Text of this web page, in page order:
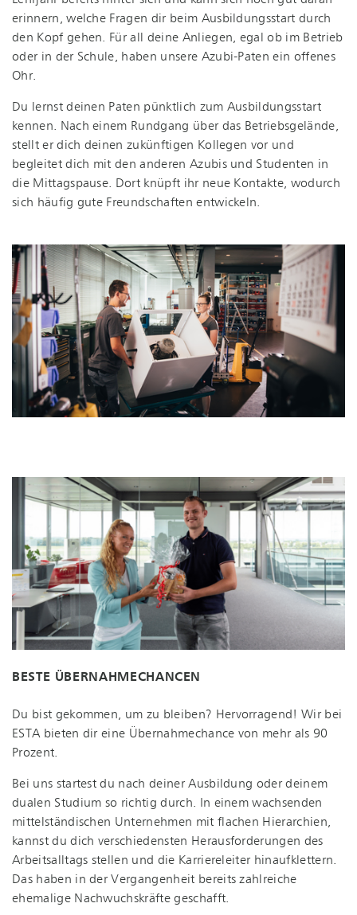
erinnern, welche Fragen dir beim Aus­bil­dungs­start durch
den Kopf gehen. Für all deine Anliegen, egal ob im Betrieb
oder in der Schule, haben unsere Azubi-Paten ein offenes
Ohr.
Du lernst deinen Paten pünktlich zum Aus­bil­dungs­start
kennen. Nach einem Rundgang über das Betriebsgelände,
stellt er dich deinen zukünftigen Kollegen vor und
begleitet dich mit den anderen Azubis und Studenten in
die Mittagspause. Dort knüpft ihr neue Kontakte, wodurch
sich häufig gute Freundschaften entwickeln.
BESTE ÜBER­NAH­ME­CHAN­CEN
Du bist gekommen, um zu bleiben? Hervorragend! Wir bei
ESTA bieten dir eine Übernahmechance von mehr als 90
Prozent.
Bei uns startest du nach deiner Ausbildung oder deinem
dualen Studium so richtig durch. In einem wachsenden
mit­tel­stän­di­schen Unternehmen mit flachen Hierarchien,
kannst du dich verschiedensten Her­aus­for­de­run­gen des
Arbeitsalltags stellen und die Karriereleiter hinaufklettern.
Das haben in der Vergangenheit bereits zahlreiche
ehemalige Nachwuchskräfte geschafft.